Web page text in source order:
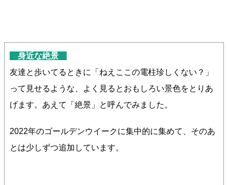
身近な絶景
友達と歩いてるときに「ねえここの電柱珍しくない？」
って見せるような、よく見るとおもしろい景色をとりあ
げます。あえて「絶景」と呼んでみました。
2022年のゴールデンウイークに集中的に集めて、そのあ
とは少しずつ追加しています。